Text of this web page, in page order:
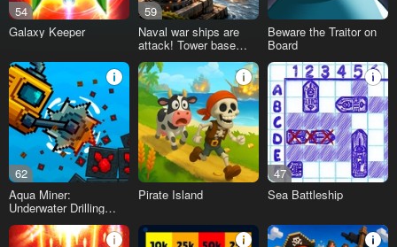
54
Galaxy Keeper
59
Naval war ships are
attack! Tower base
defense
Beware the Traitor on
Board
62
Aqua Miner:
Underwater Drilling
Pirate Island
47
Sea Battleship